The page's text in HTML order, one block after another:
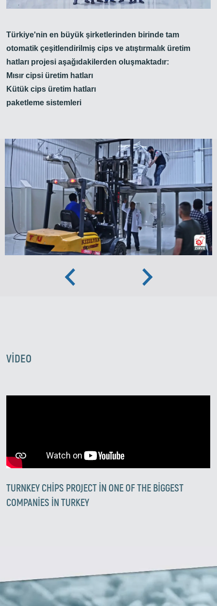
Türkiye'nin en büyük şirketlerinden birinde tam
otomatik çeşitlendirilmiş cips ve atıştırmalık üretim
hatları projesi aşağıdakilerden oluşmaktadır:
Mısır cipsi üretim hatları
Kütük cips üretim hatları
paketleme sistemleri
Previous Next
VIDEO
TURNKEY CHIPS PROJECT IN ONE OF THE BIGGEST
COMPANIES IN TURKEY